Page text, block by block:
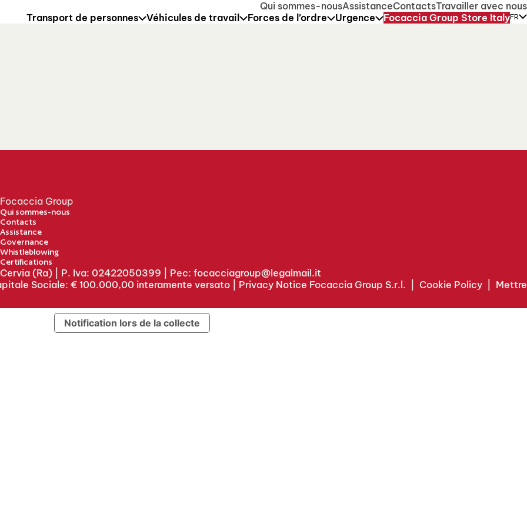
from 10 to 21 August. Technical Support will remain available over this period.
Qui sommes-nousAssistanceContactsTravailler avec nous
Transport de personnes
Véhicules de travail Forces de l’ordre Urgence Focaccia Group Store ItalyFR
Focaccia Group
Qui sommes-nous
Contacts
Assistance
Governance
Whistleblowing
Certifications
(Ra) | P. Iva: 02422050399 | Pec: focacciagroup@legalmail.it
Sociale: € 100.000,00 interamente versato | Privacy Notice Focaccia Group S.r.l. Cookie Policy
Notification lors de la collecte